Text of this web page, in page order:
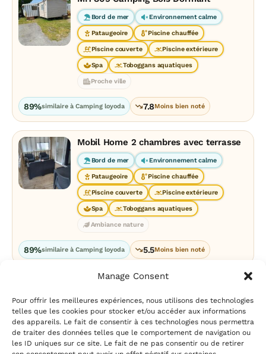
Manage Consent
Pour offrir les meilleures expériences, nous utilisons des technologies
telles que les cookies pour stocker et/ou accéder aux informations
des appareils. Le fait de consentir à ces technologies nous permettra
de traiter des données telles que le comportement de navigation ou
les ID uniques sur ce site. Le fait de ne pas consentir ou de retirer
Bord de mer Environnement calme
Pataugeoire Piscine chauffée
Piscine couverte Piscine extérieure
Spa Toboggans aquatiques
Proche ville
89%similaire à Camping loyoda 7.8Moins bien noté
Mobil Home 2 chambres avec terrasse
Bord de mer Environnement calme
Pataugeoire Piscine chauffée
Piscine couverte Piscine extérieure
Spa Toboggans aquatiques
Ambiance nature
89%similaire à Camping loyoda 5.5Moins bien noté
Mentions légales|Politique